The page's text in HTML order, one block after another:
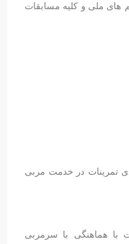
های ملی و کلیه مسابقات
تمرینات در خدمت مربی
با هماهنگی با سرمربی